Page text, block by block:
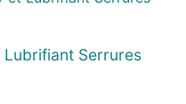
Serrures